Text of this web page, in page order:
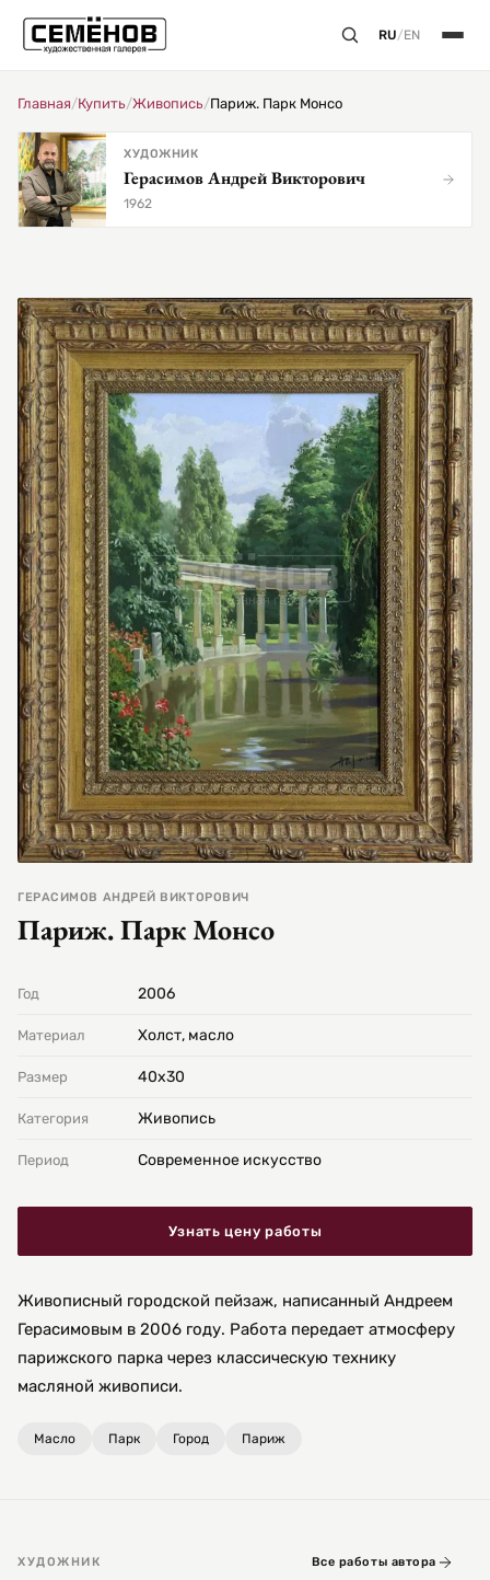
RU/EN
Главная/Купить/Живопись/Париж. Парк Монсо
ХУДОЖНИК
Герасимов Андрей Викторович
1962
ГЕРАСИМОВ АНДРЕЙ ВИКТОРОВИЧ
Париж. Парк Монсо
Год 2006
Материал Холст, масло
Размер 40х30
Категория Живопись
Период Современное искусство
Узнать цену работы
Живописный городской пейзаж, написанный Андреем
Герасимовым в 2006 году. Работа передает атмосферу
парижского парка через классическую технику
масляной живописи.
Масло Парк Город Париж
ХУДОЖНИК Все работы автора